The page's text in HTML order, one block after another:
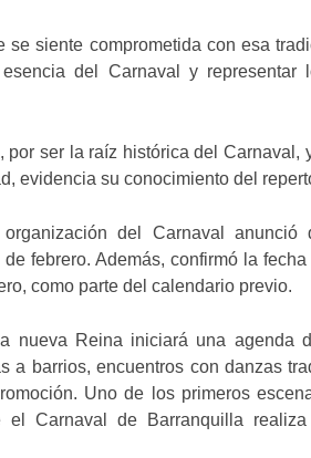
se siente comprometida con esa
del Carnaval y representar
ser la raíz histórica del Carnaval,
evidencia su conocimiento del
del Carnaval
febrero. Además, confirmó la
como parte del calendario previo.
nueva Reina iniciará una agenda
a barrios, encuentros con danzas
Uno de los primeros
el Carnaval de Barranquilla